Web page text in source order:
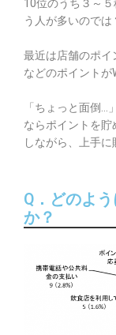
10位のうち３～
う人が多いのでは
最近は店舗のポ
などのポイントが
「ちょっと面倒…
ならポイントを
しながら、上手に
Q．どのよ
か？